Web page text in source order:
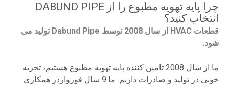
چرا پایه تهویه مطبوع را از DABUND PIPE
انتخاب کنید؟
قطعات HVAC از سال 2008 توسط Dabund Pipe تولید می
شود.
ما از سال 2008 تامین کننده پایه تهویه مطبوع هستیم، تجربه
خوبی در تولید و صادرات داریم. ما 9 سال فورواردر همکاری